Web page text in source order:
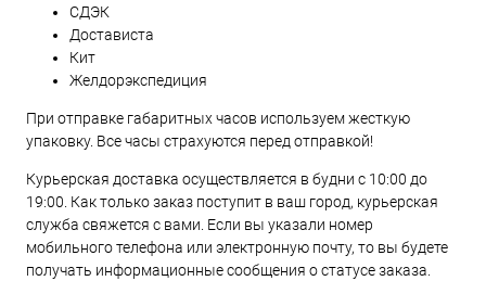
СДЭК
Достависта
Кит
Желдорэкспедиция
При отправке габаритных часов используем жесткую
упаковку. Все часы страхуются перед отправкой!
Курьерская доставка осуществляется в будни с 10:00 до
19:00. Как только заказ поступит в ваш город, курьерская
служба свяжется с вами. Если вы указали номер
мобильного телефона или электронную почту, то вы будете
получать информационные сообщения о статусе заказа.